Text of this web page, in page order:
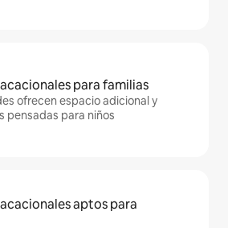
para familias
ofrecen espacio adicional y
pensadas para niños
aptos para